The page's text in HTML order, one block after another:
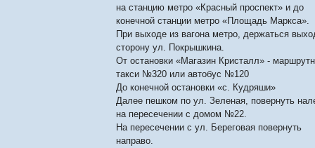
на станцию метро «Красный проспект» и до
конечной станции метро «Площадь Маркса».
При выходе из вагона метро, держаться
сторону ул. Покрышкина.
От остановки «Магазин Кристалл» -
такси №320 или автобус №120
До конечной остановки «с. Кудряши»
Далее пешком по ул. Зеленая, повернуть
на пересечении с домом №22.
На пересечении с ул. Береговая повернуть
направо.